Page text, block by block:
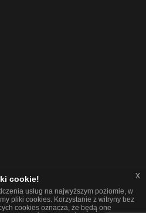
cookie!
usług na najwyższym poziomie, w
pliki cookies. Korzystanie z witryny bez
cookies oznacza, że będą one
x